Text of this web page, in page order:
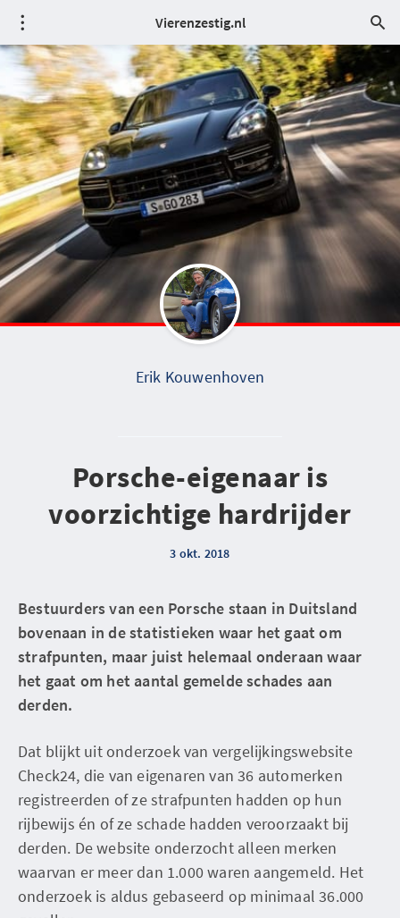
Vierenzestig.nl
Erik Kouwenhoven
Porsche-eigenaar is
voorzichtige hardrijder
3 okt. 2018
Bestuurders van een Porsche staan in Duitsland
bovenaan in de statistieken waar het gaat om
strafpunten, maar juist helemaal onderaan waar
het gaat om het aantal gemelde schades aan
derden.
Dat blijkt uit onderzoek van vergelijkingswebsite
Check24, die van eigenaren van 36 automerken
registreerden of ze strafpunten hadden op hun
rijbewijs én of ze schade hadden veroorzaakt bij
derden. De website onderzocht alleen merken
waarvan er meer dan 1.000 waren aangemeld. Het
onderzoek is aldus gebaseerd op minimaal 36.000